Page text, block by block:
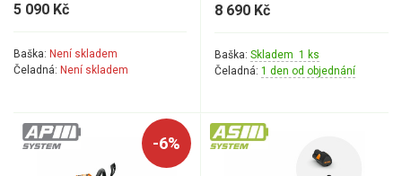
5 090 Kč
Baška: Není skladem
Čeladná: Není skladem
8 690 Kč
Baška: Skladem 1 ks
Čeladná: 1 den od objednání
-6%